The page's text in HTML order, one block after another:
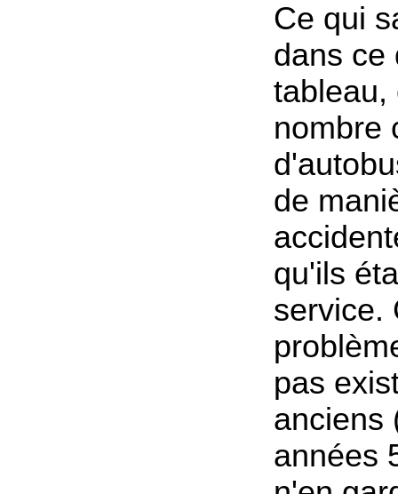
Ce qui
dans ce
tableau,
nombre
de
qu'ils
service.
pas
anciens
années